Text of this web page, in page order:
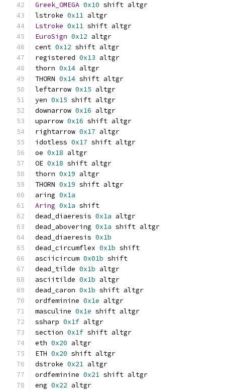
Greek_OMEGA 0x10 shift altgr
lstroke 0x11 altgr
Lstroke 0x11 shift altgr
EuroSign 0x12 altgr
cent 0x12 shift altgr
registered 0x13 altgr
thorn 0x14 altgr
THORN 0x14 shift altgr
leftarrow 0x15 altgr
yen 0x15 shift altgr
downarrow 0x16 altgr
uparrow 0x16 shift altgr
rightarrow 0x17 altgr
idotless 0x17 shift altgr
oe 0x18 altgr
OE 0x18 shift altgr
thorn 0x19 altgr
THORN 0x19 shift altgr
aring 0x1a
Aring 0x1a shift
dead_diaeresis 0x1a altgr
dead_abovering 0x1a shift altgr
dead_diaeresis 0x1b
dead_circumflex 0x1b shift
asciicircum 0x01b shift
dead_tilde 0x1b altgr
asciitilde 0x1b altgr
dead_caron 0x1b shift altgr
ordfeminine 0x1e altgr
masculine 0x1e shift altgr
ssharp 0x1f altgr
section 0x1f shift altgr
eth 0x20 altgr
ETH 0x20 shift altgr
dstroke 0x21 altgr
ordfeminine 0x21 shift altgr
eng 0x22 altgr